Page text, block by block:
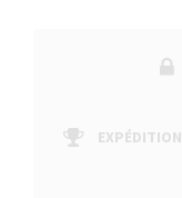
EXPÉDITION